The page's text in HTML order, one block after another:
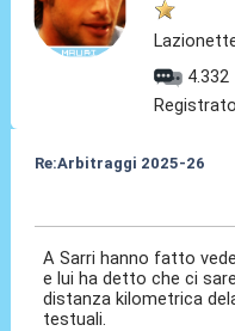
4.332
Registrato
Re:Arbitraggi 2025-26
A Sarri hanno fatto
e lui ha detto che ci
distanza kilometrica
testuali.